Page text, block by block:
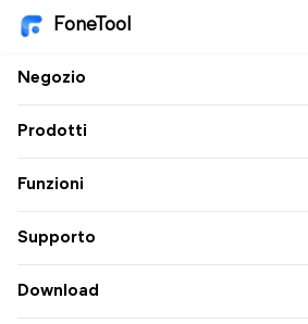
FoneTool
Negozio
Prodotti
Funzioni
Supporto
Download